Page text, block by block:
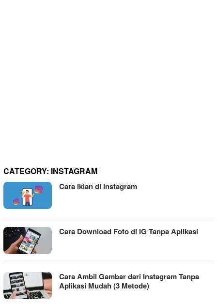
CATEGORY: INSTAGRAM
Cara Iklan di Instagram
Cara Download Foto di IG Tanpa Aplikasi
Cara Ambil Gambar dari Instagram Tanpa
Aplikasi Mudah (3 Metode)